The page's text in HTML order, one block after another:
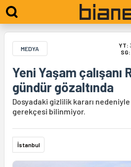
MEDYA YT:
SG:
Yeni Yaşam çalışanı
gündür gözaltında
Dosyadaki gizlilik kararı
gerekçesi bilinmiyor.
İstanbul